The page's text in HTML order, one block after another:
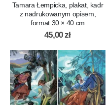
Tamara Łempicka, plakat, kadr
z nadrukowanym opisem,
format 30 × 40 cm
45,00zł